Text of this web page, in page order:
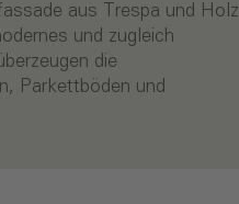
aus Trespa und Holz
und zugleich
die
Parkettböden und